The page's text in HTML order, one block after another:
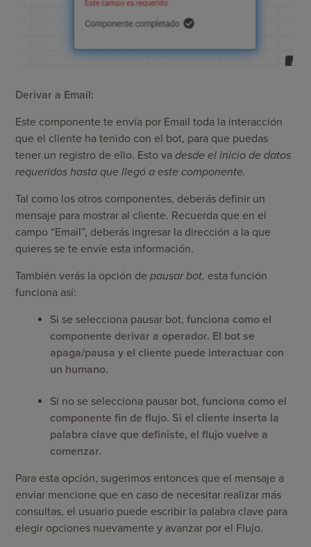
Derivar a Email:
Este componente te envía por Email toda la interacción
que el cliente ha tenido con el bot, para que puedas
tener un registro de ello. Esto vadesde el inicio de datos
requeridos hasta que llegó a este componente.
Tal como los otros componentes, deberás definir un
mensaje para mostrar al cliente. Recuerda que en el
campo “Email”, deberás ingresar la dirección a la que
quieres se te envíe esta información.
También verás la opción depausar bot, esta función
funciona así:
Si se selecciona pausar bot,funciona como el
componente derivar a operador. El bot se
apaga/pausa y el cliente puede interactuar con
un humano.
Si no se selecciona pausar bot,funciona como el
componente fin de flujo. Si el cliente inserta la
palabra clave que definiste, el flujo vuelve a
comenzar.
Para esta opción, sugerimos entonces que el mensaje a
enviar mencione que en caso de necesitar realizar más
consultas, el usuario puede escribir la palabra clave para
elegir opciones nuevamente y avanzar por el Flujo.